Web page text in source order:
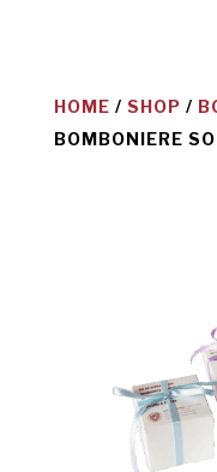
HOME / SHOP /
BOMBONIERE